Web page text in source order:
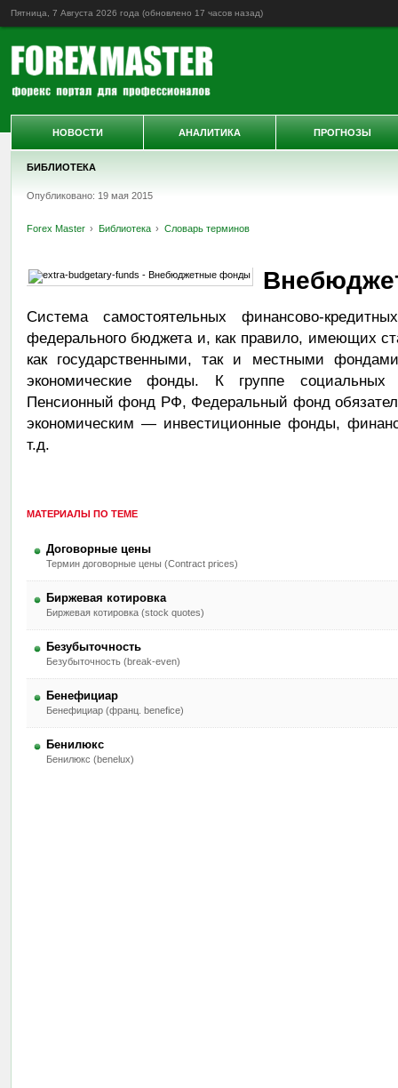
Пятница, 7 Августа 2026 года (обновлено 17 часов назад)
БИБЛИОТЕКА
Опубликовано: 19 мая 2015
Forex Master Библиотека Словарь терминов
Система самостоятельных финансово-
федерального бюджета и, как правило, имеющих
как государственными, так и местными
экономические фонды. К группе социальных
Пенсионный фонд РФ, Федеральный фонд
экономическим — инвестиционные фонды,
т.д.
МАТЕРИАЛЫ ПО ТЕМЕ
Договорные цены
Термин договорные цены (Contract prices)
Биржевая котировка
Биржевая котировка (stock quotes)
Безубыточность
Безубыточность (break-even)
Бенефициар
Бенефициар (франц. benefice)
Бенилюкс
Бенилюкс (benelux)
НОВОСТИ АНАЛИТИКА ПРОГНОЗЫ